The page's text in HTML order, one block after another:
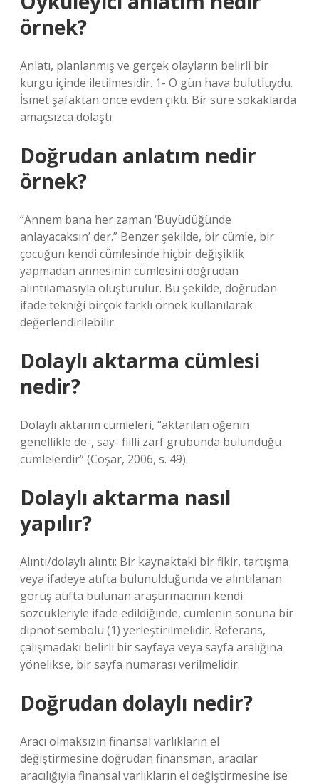
örnek?
Anlatı, planlanmış ve gerçek olayların belirli bir
kurgu içinde iletilmesidir. 1- O gün hava bulutluydu.
İsmet şafaktan önce evden çıktı. Bir süre sokaklarda
amaçsızca dolaştı.
Doğrudan anlatım nedir
örnek?
“Annem bana her zaman ‘Büyüdüğünde
anlayacaksın’ der.” Benzer şekilde, bir cümle, bir
çocuğun kendi cümlesinde hiçbir değişiklik
yapmadan annesinin cümlesini doğrudan
alıntılamasıyla oluşturulur. Bu şekilde, doğrudan
ifade tekniği birçok farklı örnek kullanılarak
değerlendirilebilir.
Dolaylı aktarma cümlesi
nedir?
Dolaylı aktarım cümleleri, “aktarılan öğenin
genellikle de-, say- fiilli zarf grubunda bulunduğu
cümlelerdir” (Coşar, 2006, s. 49).
Dolaylı aktarma nasıl
yapılır?
Alıntı/dolaylı alıntı: Bir kaynaktaki bir fikir, tartışma
veya ifadeye atıfta bulunulduğunda ve alıntılanan
görüş atıfta bulunan araştırmacının kendi
sözcükleriyle ifade edildiğinde, cümlenin sonuna bir
dipnot sembolü (1) yerleştirilmelidir. Referans,
çalışmadaki belirli bir sayfaya veya sayfa aralığına
yönelikse, bir sayfa numarası verilmelidir.
Doğrudan dolaylı nedir?
Aracı olmaksızın finansal varlıkların el
değiştirmesine doğrudan finansman, aracılar
aracılığıyla finansal varlıkların el değiştirmesine ise